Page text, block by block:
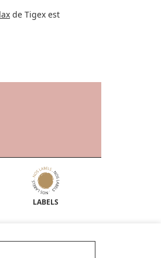
de Tigex est
LABELS
D'AIDE